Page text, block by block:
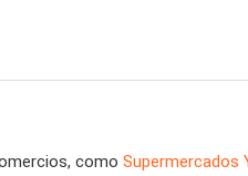
como Supermercados